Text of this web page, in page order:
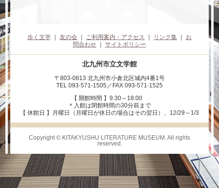
歩く文学 友の会 ご利用案内・アクセス リンク集
お
問合わせ
サイトポリシー
北九州市立文学館
〒803-0813 北九州市小倉北区城内4番1号
TEL 093-571-1505／FAX 093-571-1525
【 開館時間 】9:30～18:00
＊入館は閉館時間の30分前まで
【 休館日 】月曜日（月曜日が休日の場合はその翌日）、12/29～1/3
Copyright © KITAKYUSHU LITERATURE MUSEUM. All rights
reserved.